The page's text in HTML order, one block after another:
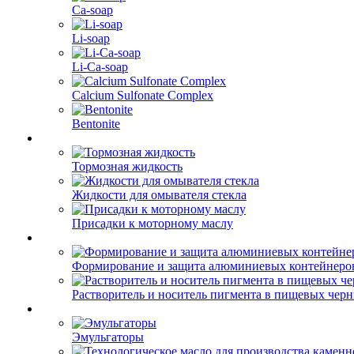
Ca-soap
Li-soap
Li-Ca-soap
Calcium Sulfonate Complex
Bentonite
Тормозная жидкость
Жидкости для омывателя стекла
Присадки к моторному маслу
Формирование и защита алюминиевых
Растворитель и носитель пигмента в пищевых
Эмульгаторы